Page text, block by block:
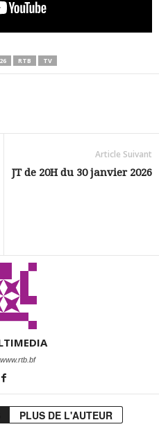
RTB TV
Article Suivant
JT de 20H du 30 janvier 2026
PLUS DE L'AUTEUR